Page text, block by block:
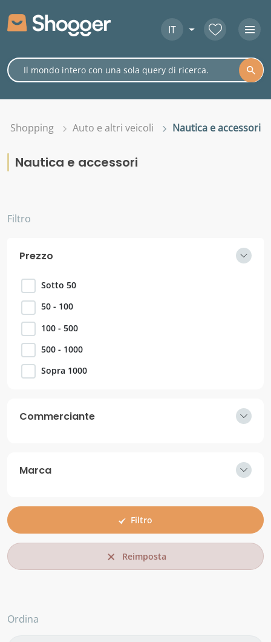
IT
Shopping Auto e altri veicoli Nautica e accessori
Nautica e accessori
Filtro
Prezzo
Sotto 50
50 - 100
100 - 500
500 - 1000
Sopra 1000
Commerciante
Marca
Filtro
Reimposta
Ordina